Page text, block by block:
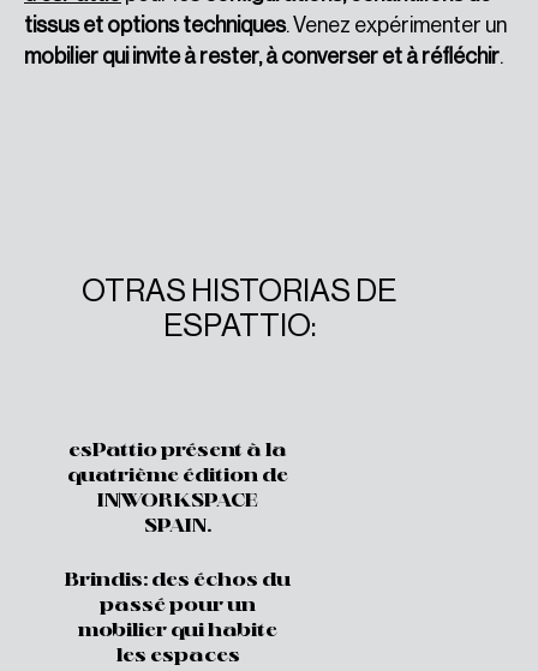
tissus et options techniques. Venez expérimenter un
mobilier qui invite à rester, à converser et à réfléchir.
OTRAS HISTORIAS DE
ESPATTIO:
esPattio présent à la
quatrième édition de
IN|WORKSPACE
SPAIN.
Brindis: des échos du
passé pour un
mobilier qui habite
les espaces